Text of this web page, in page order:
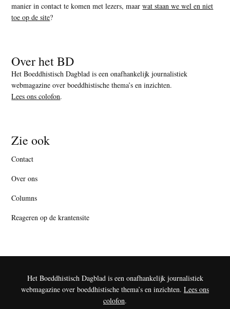
manier in contact te komen met lezers, maarwat staan we wel en niet
toe op de site?
Over het BD
Het Boeddhistisch Dagblad is een onafhankelijk journalistiek
webmagazine over boeddhistische thema’s en inzichten.
Lees ons colofon.
Zie ook
Contact
Over ons
Columns
Reageren op de krantensite
Het Boeddhistisch Dagblad is een onafhankelijk journalistiek
webmagazine over boeddhistische thema’s en inzichten. Lees ons
colofon.